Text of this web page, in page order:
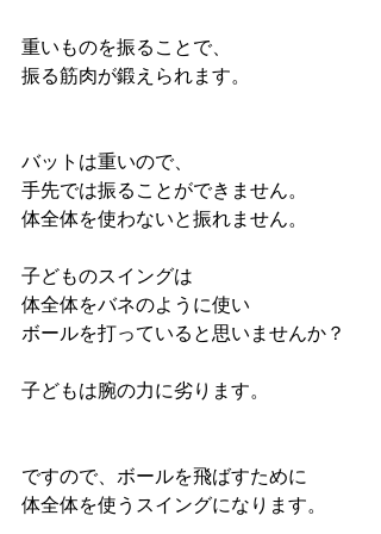
重いものを振ることで、
振る筋肉が鍛えられます。
バットは重いので、
手先では振ることができません。
体全体を使わないと振れません。
子どものスイングは
体全体をバネのように使い
ボールを打っていると思いませんか？
子どもは腕の力に劣ります。
ですので、ボールを飛ばすために
体全体を使うスイングになります。